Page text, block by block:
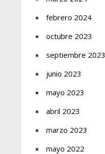
febrero 2024
octubre 2023
septiembre 2023
junio 2023
mayo 2023
abril 2023
marzo 2023
mayo 2022